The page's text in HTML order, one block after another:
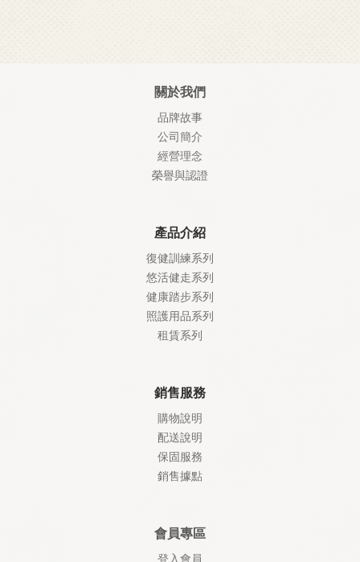
關於我們
品牌故事
公司簡介
經營理念
榮譽與認證
產品介紹
復健訓練系列
悠活健走系列
健康踏步系列
照護用品系列
租賃系列
銷售服務
購物說明
配送說明
保固服務
銷售據點
會員專區
登入會員